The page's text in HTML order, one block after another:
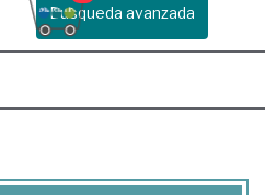
Busqueda avanzada